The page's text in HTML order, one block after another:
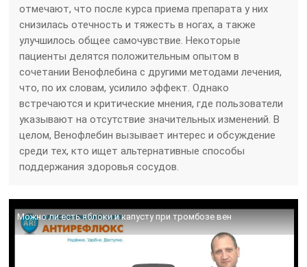
отмечают, что после курса приема препарата у них
снизилась отечность и тяжесть в ногах, а также
улучшилось общее самочувствие. Некоторые
пациенты делятся положительным опытом в
сочетании Венофлебина с другими методами лечения,
что, по их словам, усилило эффект. Однако
встречаются и критические мнения, где пользователи
указывают на отсутствие значительных изменений. В
целом, Венофлебин вызывает интерес и обсуждение
среди тех, кто ищет альтернативные способы
поддержания здоровья сосудов.
Можно ли есть яблоки и капусту при тромбозе вен